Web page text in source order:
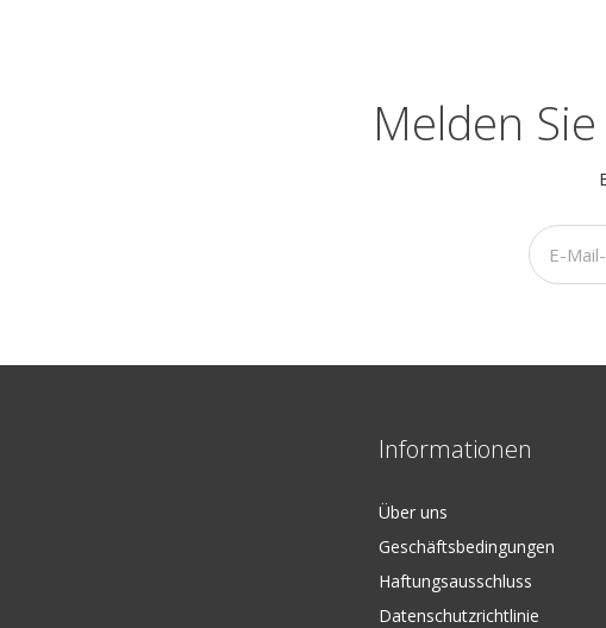
Melden
Informationen
Über uns
Geschäftsbedingungen
Haftungsausschluss
Datenschutzrichtlinie